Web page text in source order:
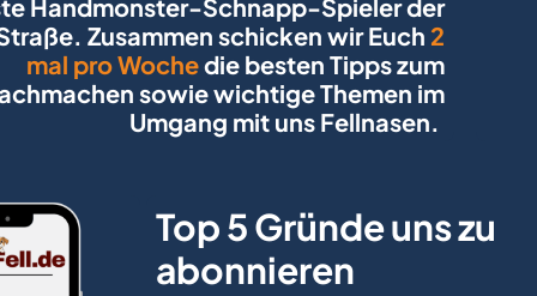
Handmonster-Schnapp-Spieler der
Zusammen schicken wir Euch 2
mal pro Woche die besten Tipps zum
sowie wichtige Themen im
Umgang mit uns Fellnasen.
Top 5 Gründe uns zu
abonnieren